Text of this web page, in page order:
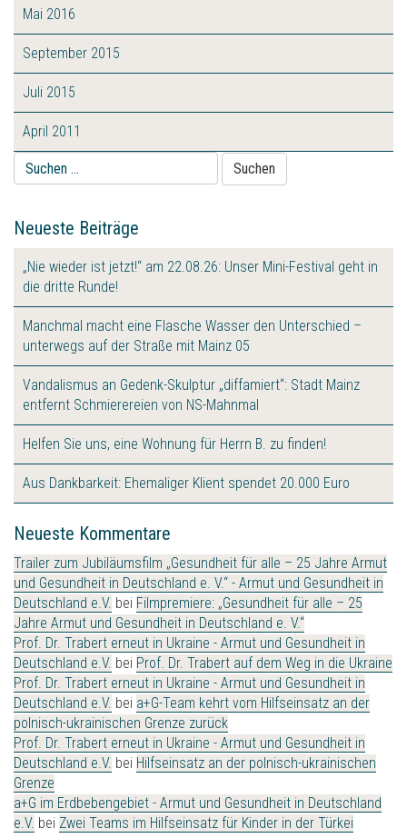
Mai 2016
September 2015
Juli 2015
April 2011
Suche
nach:
Neueste Beiträge
„Nie wieder ist jetzt!“ am 22.08.26: Unser Mini-Festival geht in
die dritte Runde!
Manchmal macht eine Flasche Wasser den Unterschied –
unterwegs auf der Straße mit Mainz 05
Vandalismus an Gedenk-Skulptur „diffamiert“: Stadt Mainz
entfernt Schmierereien von NS-Mahnmal
Helfen Sie uns, eine Wohnung für Herrn B. zu finden!
Aus Dankbarkeit: Ehemaliger Klient spendet 20.000 Euro
Neueste Kommentare
Trailer zum Jubiläumsfilm „Gesundheit für alle – 25 Jahre Armut
und Gesundheit in Deutschland e. V.“ - Armut und Gesundheit in
Deutschland e.V. bei Filmpremiere: „Gesundheit für alle – 25
Jahre Armut und Gesundheit in Deutschland e. V.“
Prof. Dr. Trabert erneut in Ukraine - Armut und Gesundheit in
Deutschland e.V. bei Prof. Dr. Trabert auf dem Weg in die Ukraine
Prof. Dr. Trabert erneut in Ukraine - Armut und Gesundheit in
Deutschland e.V. bei a+G-Team kehrt vom Hilfseinsatz an der
polnisch-ukrainischen Grenze zurück
Prof. Dr. Trabert erneut in Ukraine - Armut und Gesundheit in
Deutschland e.V. bei Hilfseinsatz an der polnisch-ukrainischen
Grenze
a+G im Erdbebengebiet - Armut und Gesundheit in Deutschland
e.V. bei Zwei Teams im Hilfseinsatz für Kinder in der Türkei